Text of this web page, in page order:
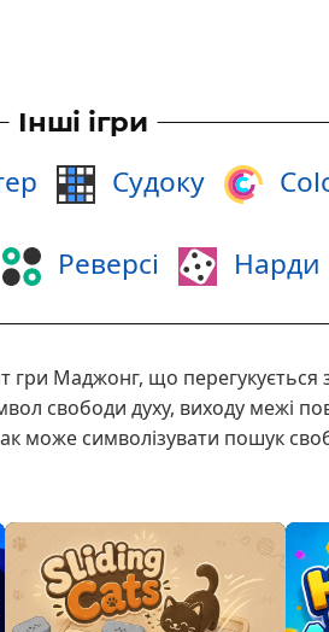
Інші ігри
Судоку
Реверсі Нарди
гри Маджонг, що
свободи духу, виходу межі
може символізувати пошук